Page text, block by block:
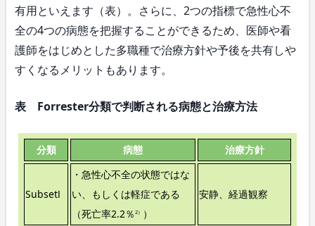
有用といえます（表）。さらに、2つの指標で急性心不
全の4つの病態を把握することができるため、医師や看
護師をはじめとした多職種で治療方針や予後を共有しや
すくなるメリットもあります。
表 Forrester分類で判断される病態と治療方法
分類 病態 治療方針
SubsetⅠ
・急性心不全の状態ではな
い、もしくは軽症である
（死亡率2.2％ 2） ）
安静、経過観察